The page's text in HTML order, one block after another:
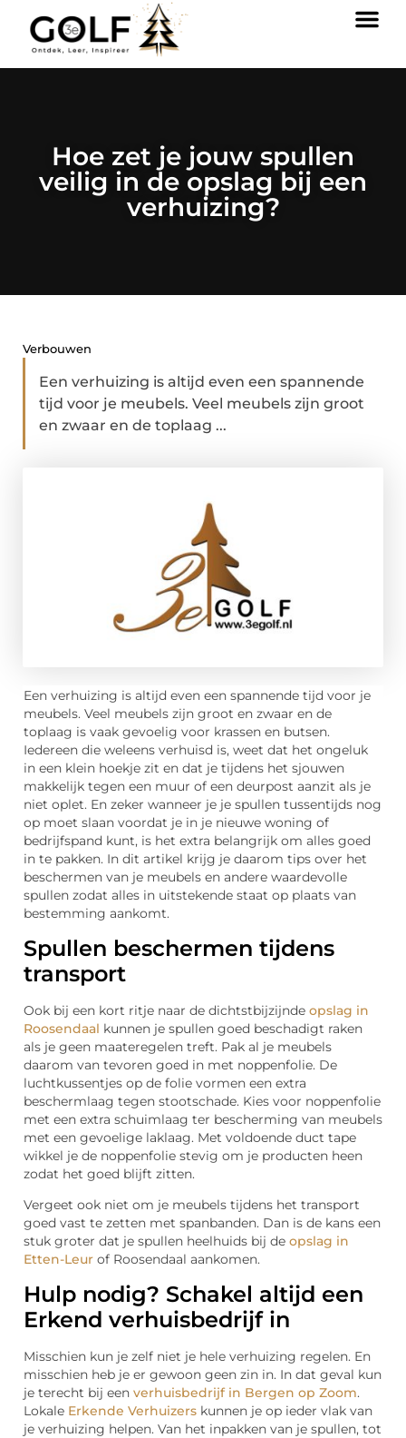
Hoe zet je jouw spullen
veilig in de opslag bij een
verhuizing?
Verbouwen
Een verhuizing is altijd even een spannende
tijd voor je meubels. Veel meubels zijn groot
en zwaar en de toplaag ...
Een verhuizing is altijd even een spannende tijd voor je
meubels. Veel meubels zijn groot en zwaar en de
toplaag is vaak gevoelig voor krassen en butsen.
Iedereen die weleens verhuisd is, weet dat het ongeluk
in een klein hoekje zit en dat je tijdens het sjouwen
makkelijk tegen een muur of een deurpost aanzit als je
niet oplet. En zeker wanneer je je spullen tussentijds nog
op moet slaan voordat je in je nieuwe woning of
bedrijfspand kunt, is het extra belangrijk om alles goed
in te pakken. In dit artikel krijg je daarom tips over het
beschermen van je meubels en andere waardevolle
spullen zodat alles in uitstekende staat op plaats van
bestemming aankomt.
Spullen beschermen tijdens
transport
Ook bij een kort ritje naar de dichtstbijzijnde opslag in
Roosendaal kunnen je spullen goed beschadigt raken
als je geen maateregelen treft. Pak al je meubels
daarom van tevoren goed in met noppenfolie. De
luchtkussentjes op de folie vormen een extra
beschermlaag tegen stootschade. Kies voor noppenfolie
met een extra schuimlaag ter bescherming van meubels
met een gevoelige laklaag. Met voldoende duct tape
wikkel je de noppenfolie stevig om je producten heen
zodat het goed blijft zitten.
Vergeet ook niet om je meubels tijdens het transport
goed vast te zetten met spanbanden. Dan is de kans een
stuk groter dat je spullen heelhuids bij de opslag in
Etten-Leur of Roosendaal aankomen.
Hulp nodig? Schakel altijd een
Erkend verhuisbedrijf in
Misschien kun je zelf niet je hele verhuizing regelen. En
misschien heb je er gewoon geen zin in. In dat geval kun
je terecht bij een verhuisbedrijf in Bergen op Zoom.
Lokale Erkende Verhuizers kunnen je op ieder vlak van
je verhuizing helpen. Van het inpakken van je spullen, tot